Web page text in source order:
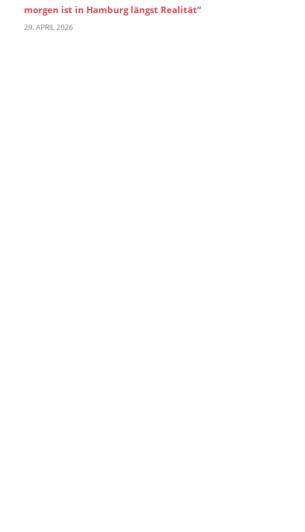
morgen ist in Hamburg längst Realität“
29. APRIL 2026